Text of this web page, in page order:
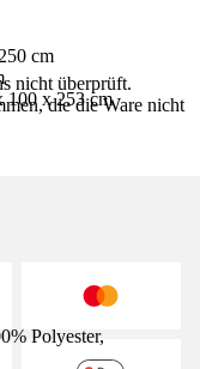
cm
100 x 253 cm
Polyester,
nicht überprüft.
die die Ware nicht